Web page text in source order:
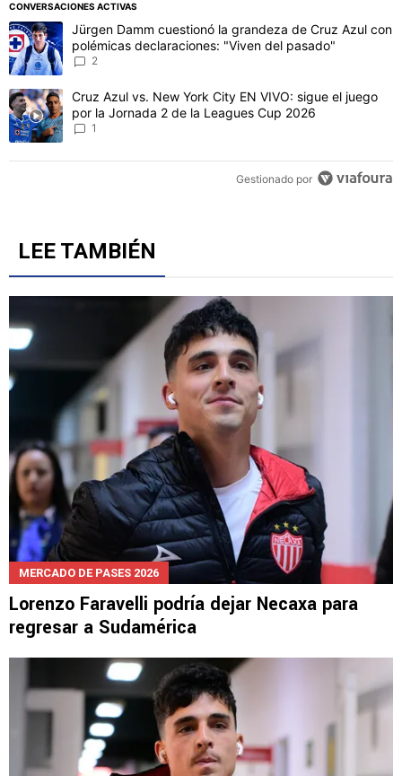
CONVERSACIONES ACTIVAS
Este listado muestra los artículos con más comentarios en los
Un artículo de tendencia con el título "Jürgen Damm cuestionó la
Jürgen Damm cuestionó la grandeza de Cruz Azul con
polémicas declaraciones: "Viven del pasado"
2
Un artículo de tendencia con el título "Cruz Azul vs. New York
Cruz Azul vs. New York City EN VIVO: sigue el juego
por la Jornada 2 de la Leagues Cup 2026
1
Gestionado por
LEE TAMBIÉN
MERCADO DE PASES 2026
Lorenzo Faravelli podría dejar Necaxa para
regresar a Sudamérica